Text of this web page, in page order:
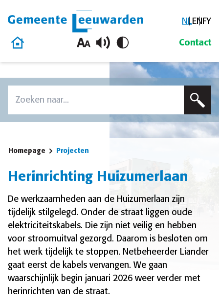
Gemeente Leeuwarden NLENFY
Homepage
Contact
Homepage Projecten
Herinrichting Huizumerlaan
De werkzaamheden aan de Huizumerlaan zijn
tijdelijk stilgelegd. Onder de straat liggen oude
elektriciteitskabels. Die zijn niet veilig en hebben
voor stroomuitval gezorgd. Daarom is besloten om
het werk tijdelijk te stoppen. Netbeheerder Liander
gaat eerst de kabels vervangen. We gaan
waarschijnlijk begin januari 2026 weer verder met
herinrichten van de straat.